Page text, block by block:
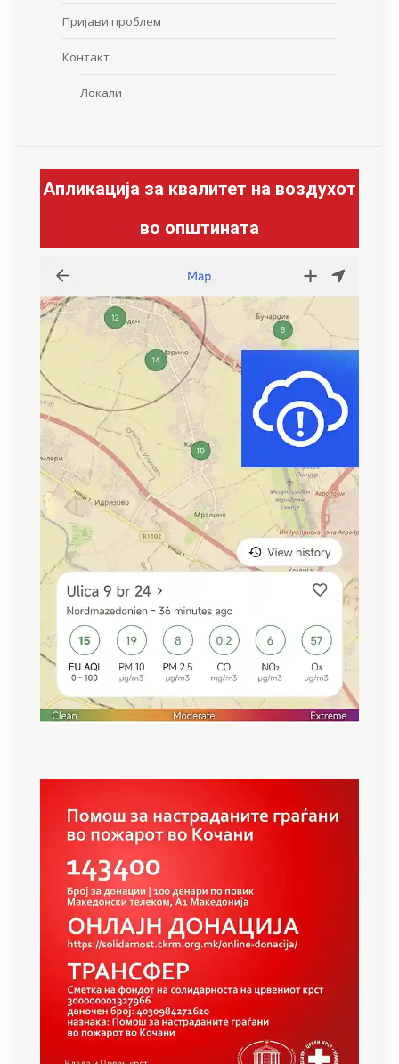
Пријави проблем
Контакт
Локали
Апликација за квалитет на воздухот
во општината